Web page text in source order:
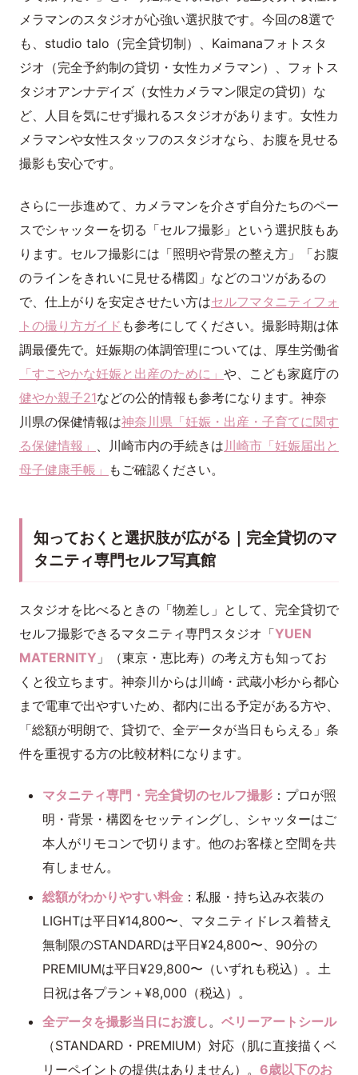
メラマンのスタジオが心強い選択肢です。今回の8選で
も、studio talo（完全貸切制）、Kaimanaフォトスタ
ジオ（完全予約制の貸切・女性カメラマン）、フォトス
タジオアンナデイズ（女性カメラマン限定の貸切）な
ど、人目を気にせず撮れるスタジオがあります。女性カ
メラマンや女性スタッフのスタジオなら、お腹を見せる
撮影も安心です。
さらに一歩進めて、カメラマンを介さず自分たちのペー
スでシャッターを切る「セルフ撮影」という選択肢もあ
ります。セルフ撮影には「照明や背景の整え方」「お腹
のラインをきれいに見せる構図」などのコツがあるの
で、仕上がりを安定させたい方はセルフマタニティフォ
トの撮り方ガイド も参考にしてください。撮影時期は体
調最優先で。妊娠期の体調管理については、厚生労働省
「すこやかな妊娠と出産のために」 や、こども家庭庁の
健やか親子21などの公的情報も参考になります。神奈
川県の保健情報は神奈川県「妊娠・出産・子育てに関す
る保健情報」
、川崎市内の手続きは 川崎市「妊娠届出と
母子健康手帳」 もご確認ください。
知っておくと選択肢が広がる｜完全貸切のマ
タニティ専門セルフ写真館
スタジオを比べるときの「物差し」として、完全貸切で
セルフ撮影できるマタニティ専門スタジオ「YUEN
MATERNITY 」（東京・恵比寿）の考え方も知ってお
くと役立ちます。神奈川からは川崎・武蔵小杉から都心
まで電車で出やすいため、都内に出る予定がある方や、
「総額が明朗で、貸切で、全データが当日もらえる」条
件を重視する方の比較材料になります。
マタニティ専門・完全貸切のセルフ撮影：プロが照
明・背景・構図をセッティングし、シャッターはご
本人がリモコンで切ります。他のお客様と空間を共
有しません。
総額がわかりやすい料金：私服・持ち込み衣装の
LIGHTは平日¥14,800〜、マタニティドレス着替え
無制限のSTANDARDは平日¥24,800〜、90分の
PREMIUMは平日¥29,800〜（いずれも税込）。土
日祝は各プラン＋¥8,000（税込）。
全データを撮影当日にお渡し。 ベリーアートシール
（STANDARD・PREMIUM）対応（肌に直接描くベ
リーペイントの提供はありません）。 6歳以下のお